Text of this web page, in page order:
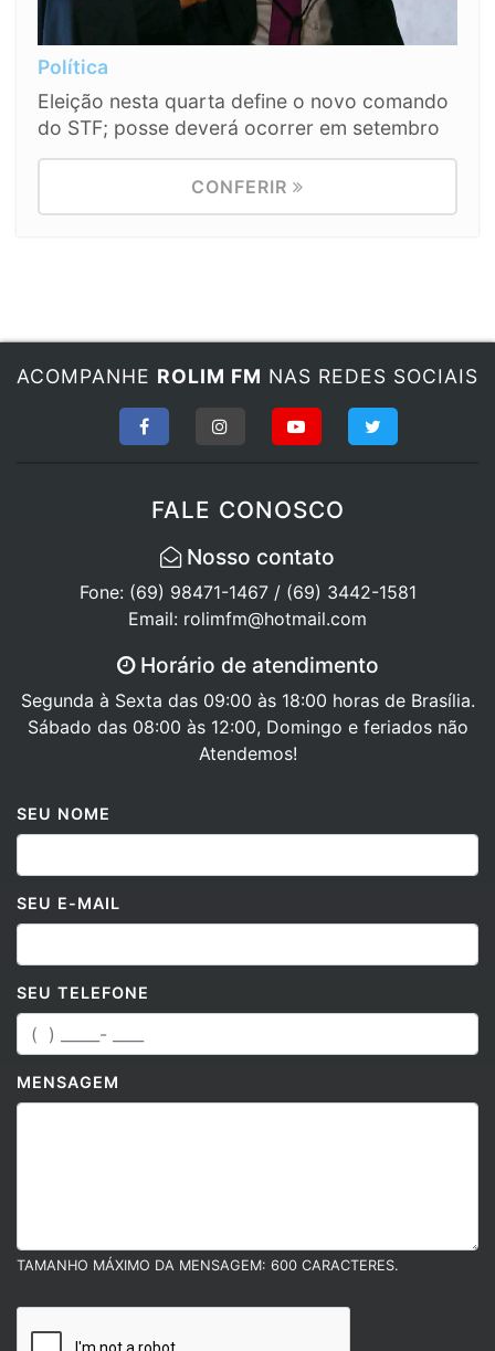
Política
Eleição nesta quarta define o novo comando
do STF; posse deverá ocorrer em setembro
CONFERIR
ACOMPANHE ROLIM FM NAS REDES SOCIAIS
FALE CONOSCO
Nosso contato
Fone: (69) 98471-1467 / (69) 3442-1581
Email: rolimfm@hotmail.com
Horário de atendimento
Segunda à Sexta das 09:00 às 18:00 horas de Brasília.
Sábado das 08:00 às 12:00, Domingo e feriados não
Atendemos!
SEU NOME
SEU E-MAIL
SEU TELEFONE
MENSAGEM
TAMANHO MÁXIMO DA MENSAGEM: 600 CARACTERES.